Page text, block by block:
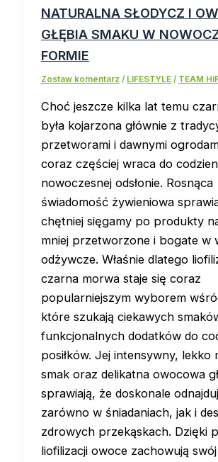
NATURALNA SŁODYCZ I
GŁĘBIA SMAKU W
FORMIE
Zostaw komentarz / LIFESTYLE/ TEAM
Choć jeszcze kilka lat temu
była kojarzona głównie z
przetworami i dawnymi
coraz częściej wraca do
nowoczesnej odsłonie. Rosnąca
świadomość żywieniowa
chętniej sięgamy po produkty
mniej przetworzone i bogate w
odżywcze. Właśnie dlatego
czarna morwa staje się coraz
popularniejszym wyborem
które szukają ciekawych
funkcjonalnych dodatków do
posiłków. Jej intensywny, lekko
smak oraz delikatna owocowa
sprawiają, że doskonale
zarówno w śniadaniach, jak i
zdrowych przekąskach. Dzięki
liofilizacji owoce zachowują